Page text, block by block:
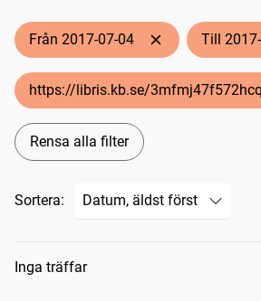
Från 2017-07-04 Till
https://libris.kb.se/
Rensa alla filter
Sortera:
Sökresultat
Inga träffar